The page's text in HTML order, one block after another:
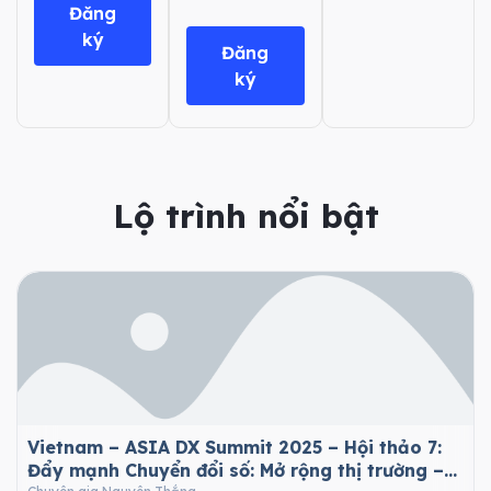
Đăng
ký
Đăng
ký
Lộ trình nổi bật
Vietnam – ASIA DX Summit 2025 – Hội thảo 7:
Đẩy mạnh Chuyển đổi số: Mở rộng thị trường –